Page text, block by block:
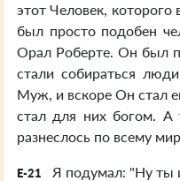
этот Человек,
был просто подобен
Орал Роберте. Он был
стали собираться
Муж, и вскоре Он стал
стал для них богом. А
разнеслось по всему
E-21
Я подумал: "Ну ты